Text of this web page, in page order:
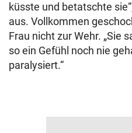
küsste und betatschte
aus. Vollkommen
Frau nicht zur Wehr. „Sie
so ein Gefühl noch nie
paralysiert.“